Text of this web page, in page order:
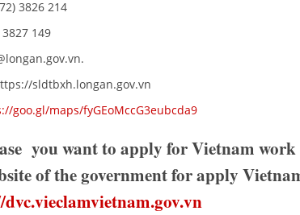
3826 214​
149
sldtbxh.longan.gov.vn
goo.gl/maps/fyGEoMccG3eubcda9
you want to apply for Vietnam
of the government for apply